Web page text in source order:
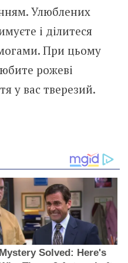
Улюблених
і ділитеся
При цьому
рожеві
у вас тверезий.